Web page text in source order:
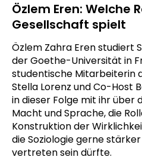
Özlem Eren: Welche
Gesellschaft spielt
Özlem Zahra Eren studiert
der Goethe-Universität in
studentische Mitarbeiterin
Stella Lorenz und Co-Host
in dieser Folge mit ihr über
Macht und Sprache, die
Konstruktion der
die Soziologie gerne
vertreten sein dürfte.